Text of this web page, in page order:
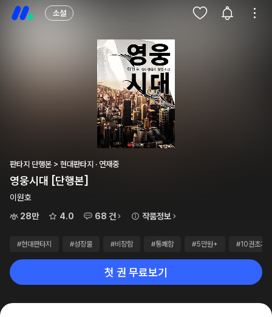
소설
판타지 단행본 > 현대판타지 · 연재중
영웅시대 [단행본]
이원호
28만
4.0 68 건 작품정보
#현대판타지 #성장물 #비장함 #통쾌함 #5만원+ #10권초과
첫 권 무료보기